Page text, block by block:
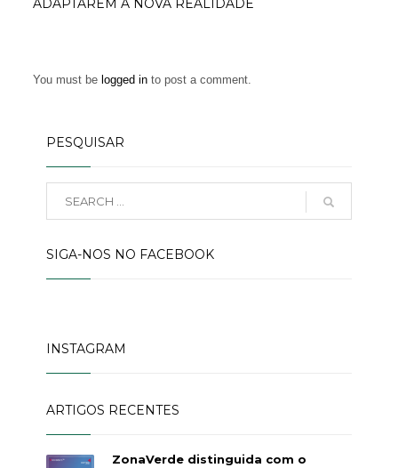
ADAPTAREM À NOVA REALIDADE
You must be logged into post a comment.
PESQUISAR
SIGA-NOS NO FACEBOOK
INSTAGRAM
ARTIGOS RECENTES
ZonaVerde distinguida com o